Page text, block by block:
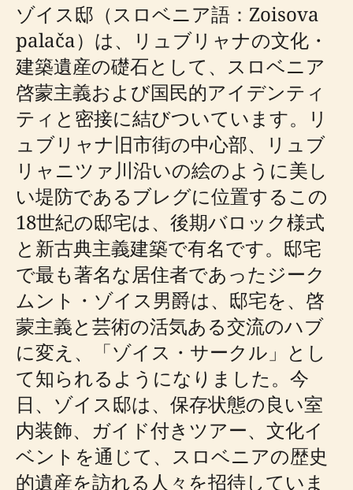
ゾイス邸（スロベニア語：Zoisova
palača）は、リュブリャナの文化・
建築遺産の礎石として、スロベニア
啓蒙主義および国民的アイデンティ
ティと密接に結びついています。リ
ュブリャナ旧市街の中心部、リュブ
リャニツァ川沿いの絵のように美し
い堤防であるブレグに位置するこの
18世紀の邸宅は、後期バロック様式
と新古典主義建築で有名です。邸宅
で最も著名な居住者であったジーク
ムント・ゾイス男爵は、邸宅を、啓
蒙主義と芸術の活気ある交流のハブ
に変え、「ゾイス・サークル」とし
て知られるようになりました。今
日、ゾイス邸は、保存状態の良い室
内装飾、ガイド付きツアー、文化イ
ベントを通じて、スロベニアの歴史
的遺産を訪れる人々を招待していま